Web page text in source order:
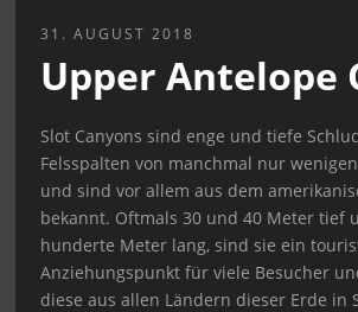
31. AUGUST 2018
Upper Antelope
Slot Canyons sind enge und tiefe
Felsspalten von manchmal nur
und sind vor allem aus dem
bekannt. Oftmals 30 und 40 Meter tief
hunderte Meter lang, sind sie ein
Anziehungspunkt für viele Besucher
diese aus allen Ländern dieser Erde in